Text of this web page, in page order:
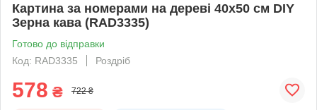
Картина за номерами на дереві 40х50 см DIY
Зерна кава (RAD3335)
Готово до відправки
Код: RAD3335
Роздріб
578 ₴ 722 ₴